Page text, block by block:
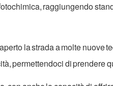
raggiungendo
la strada a molte
permettendoci di prendere